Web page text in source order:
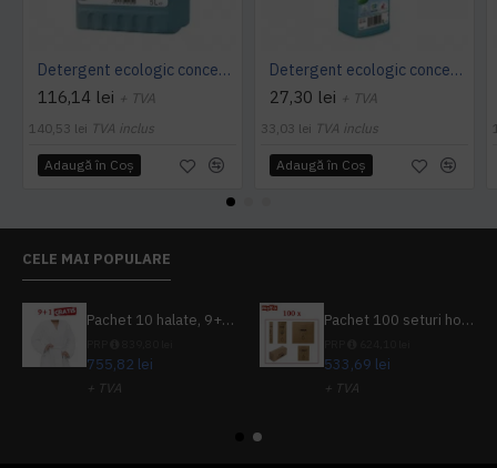
Detergent ecologic concentrat universal, TANET SR 15, 5L
116,14 lei + TVA
140,53 lei TVA inclus
Adaugă în Coş
Detergent ecologic concentrat universal, TANET SR 15, 1L
27,30 lei + TVA
33,03 lei TVA inclus
Adaugă în Coş
CELE MAI POPULARE
Pachet 10 halate, 9+1 gratuit
755,82 lei
+ TVA
Pachet 100 seturi hoteliere, set dentar, set barbierit, casca de dus, pila unghii, set cusut
533,69 lei
+ TVA